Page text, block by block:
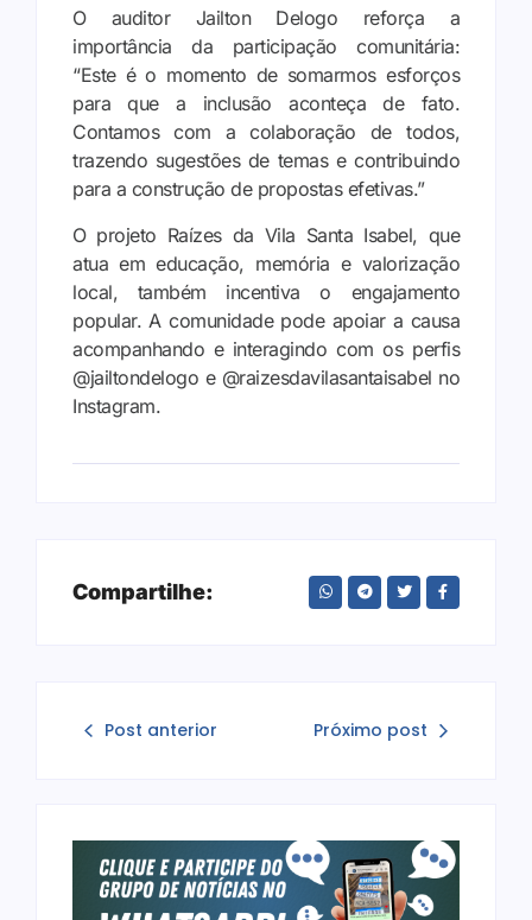
O auditor Jailton Delogo reforça a
importância da participação comunitária:
“Este éo momento de somarmosesforços
paraque a inclusão aconteçade fato.
Contamoscom acolaboração detodos,
trazendo sugestões de temas econtribuindo
para a construção de propostas efetivas.”
O projeto Raízes da Vila Santa Isabel, que
atuaemeducação, memória e valorização
local, também incentivao engajamento
popular. A comunidade pode apoiar a causa
acompanhando e interagindocomos perfis
@jailtondelogo e @raizesdavilasantaisabel no
Instagram.
Compartilhe:
Post anterior Próximo post